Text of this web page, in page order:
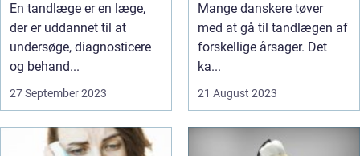
En tandlæge er en læge,
der er uddannet til at
undersøge, diagnosticere
og behand...
27 September 2023
Mange danskere tøver
med at gå til tandlægen af
forskellige årsager. Det
ka...
21 August 2023